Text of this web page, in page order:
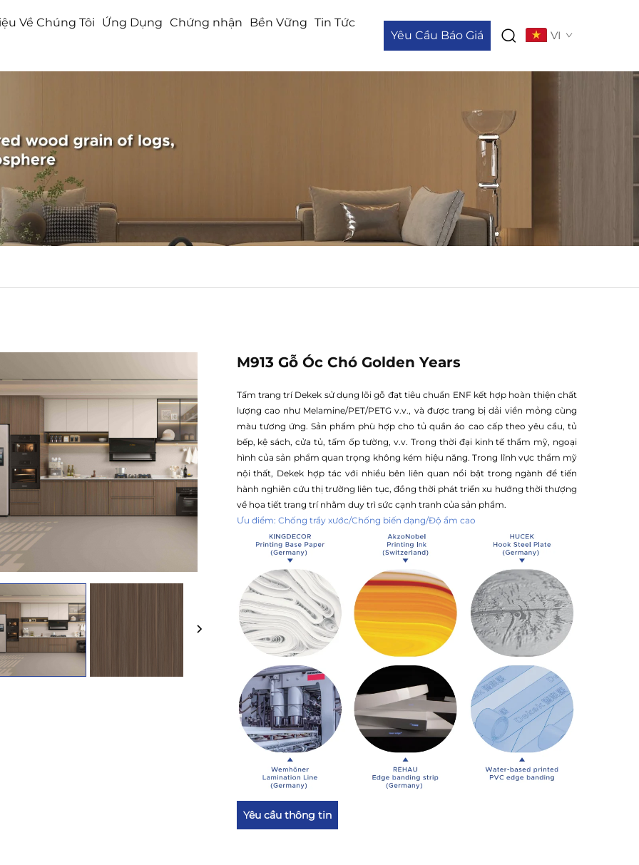
Về Chúng Tôi Ứng Dụng Chứng nhận Bền Vững Tin Tức
Yêu Cầu Báo Giá
VI
M913 Gỗ Óc Chó Golden Years
Tấm trang trí Dekek sử dụng lõi gỗ đạt tiêu chuẩn ENF kết hợp hoàn thiện chất
lượng cao như Melamine/PET/PETG v.v., và được trang bị dải viền mỏng cùng
màu tương ứng. Sản phẩm phù hợp cho tủ quần áo cao cấp theo yêu cầu, tủ
bếp, kệ sách, cửa tủ, tấm ốp tường, v.v. Trong thời đại kinh tế thẩm mỹ, ngoại
hình của sản phẩm quan trọng không kém hiệu năng. Trong lĩnh vực thẩm mỹ
nội thất, Dekek hợp tác với nhiều bên liên quan nổi bật trong ngành để tiến
hành nghiên cứu thị trường liên tục, đồng thời phát triển xu hướng thời thượng
về họa tiết trang trí nhằm duy trì sức cạnh tranh của sản phẩm.
Ưu điểm: Chống trầy xước/Chống biến dạng/Độ ẩm cao
Yêu cầu thông tin